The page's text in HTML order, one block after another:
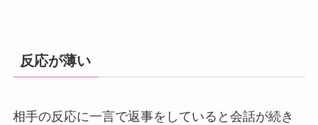
反応が薄い
相手の反応に一言で返事をしていると会話が続き